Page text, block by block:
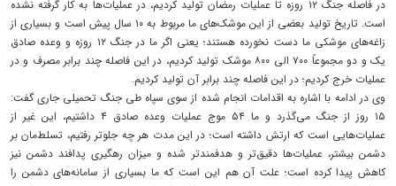
در فاصله جنگ ۱۲ روزه تا عملیات رمضان تولید کردیم، در عملیات‌ها به کار گرفته نشده
است. تاریخ تولید بعضی از این موشک‌های ما مربوط به ۱۰ سال پیش است و بسیاری از
زاغه‌های موشکی ما دست نخورده هستند؛ یعنی اگر ما در جنگ ۱۲ روزه و وعده صادق
یک و دو مجموعاً ۷۰۰ الی ۸۰۰ موشک تولید کردیم، در این فاصله چند برابر مصرف و در
عملیات خرج کردیم؛ در این فاصله چند برابر آن تولید کردیم.
وی در ادامه با اشاره به اقدامات انجام شده از سوی سپاه طی جنگ تحمیلی جاری گفت:
۱۵ روز از جنگ می‌گذرد و ما ۵۴ موج عملیات وعده صادق ۴ داشتیم، این غیر از
عملیات‌هایی است که ارتش داشته است؛ در این مدت هر چه جلوتر رفتیم، تسلط‌مان بر
دشمن بیشتر، عملیات‌ها دقیق‌تر و هدفمندتر شده و میزان رهگیری پدافند دشمن نیز
کاهش پیدا کرده است؛ علت آن هم این است که ما بسیاری از سامانه‌های دشمن را